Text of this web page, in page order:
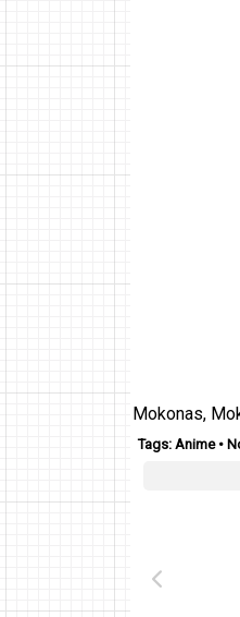
Mokonas,
Tags: Anime•